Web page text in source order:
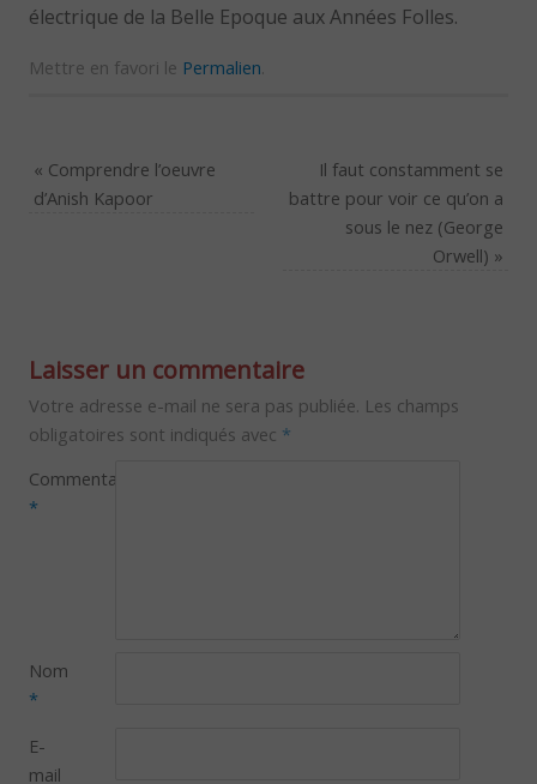
électrique de la Belle Epoque aux Années Folles.
Mettre en favori le Permalien.
« Comprendre l’oeuvre
d’Anish Kapoor
Il faut constamment se
battre pour voir ce qu’on a
sous le nez (George
Orwell) »
Laisser un commentaire
Votre adresse e-mail ne sera pas publiée. Les champs
obligatoires sont indiqués avec *
Commentaire
*
Nom
*
E-
mail